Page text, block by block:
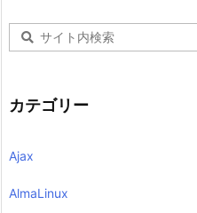
カテゴリー
Ajax
AlmaLinux